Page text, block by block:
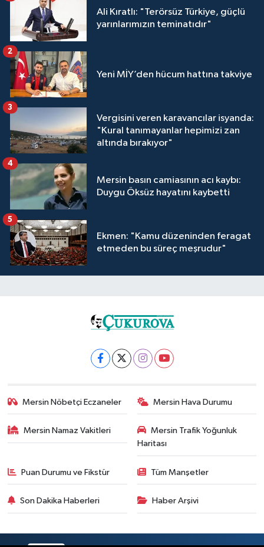
Ali Kıratlı: "Terörsüz Türkiye, güçlü
yarınlarımızın teminatıdır"
Yeni MİY’den hücum hattına takviye
2
Vergisini veren karavancılar isyanda:
"Kural tanımayanlar hepimizi zan
altında bırakıyor"
3
Mersin basın camiasının acı kaybı:
Duygu Öksüz hayatını kaybetti
4
Ekmen: "Kamu düzeninden feragat
etmeden bu süreç meşrudur"
5
Mersin Nöbetçi Eczaneler Mersin Hava Durumu
Mersin Namaz Vakitleri
Mersin Trafik Yoğunluk
Haritası
Puan Durumu ve Fikstür Tüm Manşetler
Son Dakika Haberleri Haber Arşivi